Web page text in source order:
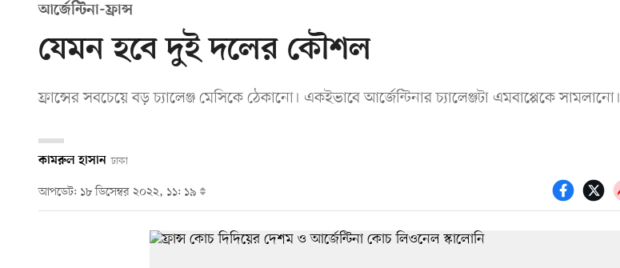
আর্জেন্টিনা-ফ্রান্স
যেমন হবে দুই দলের কৌশল
ফ্রান্সের সবচেয়ে বড় চ্যালেঞ্জ মেসিকে ঠেকানো। একইভাবে আর্জেন্টিনার চ্যালেঞ্জটা এমবাপ্পেকে সামলানো।
কামরুল হাসান ঢাকা
আপডেট: ১৮ ডিসেম্বর ২০২২, ১১: ১৯